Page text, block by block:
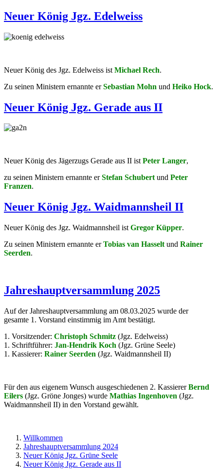
Neuer König Jgz. Edelweiss
Neuer König des Jgz. Edelweiss ist Michael Rech.
Zu seinen Ministern ernannte erSebastian Mohn und Heiko Hock.
Neuer König Jgz. Gerade aus II
Neuer König des Jägerzugs Gerade aus II istPeter Langer,
zu seinen Ministern ernannte erStefan Schubertund Peter
Franzen.
Neuer König Jgz. Waidmannsheil II
Neuer König des Jgz. Waidmannsheil ist Gregor Küpper.
Zu seinen Ministern ernannte erTobias van Hasselt und Rainer
Seerden.
Jahreshauptversammlung 2025
Auf der Jahreshauptversammlung am 08.03.2025 wurde der
gesamte 1. Vorstand einstimmig im Amt bestätigt.
1. Vorsitzender: Christoph Schmitz (Jgz. Edelweiss)
1. Schriftführer: Jan-Hendrik Koch (Jgz. Grüne Seele)
1. Kassierer: Rainer Seerden (Jgz. Waidmannsheil II)
Für den aus eigenem Wunsch ausgeschiedenen 2. KassiererBernd
Eilers (Jgz. Gröne Jonges) wurde Mathias Ingenhoven (Jgz.
Waidmannsheil II) in den Vorstand gewählt.
Willkommen
Jahreshauptversammlung 2024
Neuer König Jgz. Grüne Seele
Neuer König Jgz. Gerade aus II